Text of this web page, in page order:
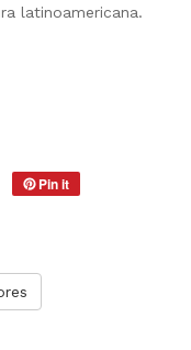
latinoamericana.
Pin it